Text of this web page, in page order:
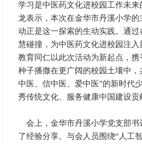
学习是中医药文化进校园工作未来
龙表示，本次在金华市丹溪小学
动正是这一探索的生动实践。通过
慧碰撞，为中医药文化进校园注入
教育同仁以此次活动为新起点，携
种子播撒在更广阔的校园土壤中，
中医、信中医、爱中医”的新时代
秀传统文化、服务健康中国建设贡
会上，金华市丹溪小学党支部书
了经验分享。与会人员围绕“人工